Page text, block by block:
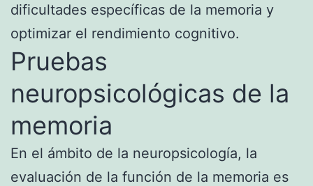
dificultades específicas de la memoria y
optimizar el rendimiento cognitivo.
Pruebas
neuropsicológicas de la
memoria
En el ámbito de la neuropsicología, la
evaluación de la función de la memoria es